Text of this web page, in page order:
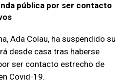
pública por ser contacto
Ada Colau, ha suspendido su
desde casa tras haberse
ser contacto estrecho de
Covid-19.